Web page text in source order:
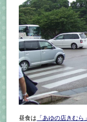
昼食は 「あゆの店きむら